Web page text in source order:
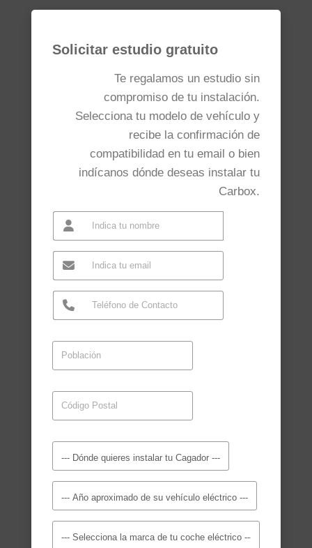
Solicitar estudio gratuito
Te regalamos un estudio sin
compromiso de tu instalación.
Selecciona tu modelo de vehículo y
recibe la confirmación de
compatibilidad en tu email o bien
indícanos dónde deseas instalar tu
Carbox.